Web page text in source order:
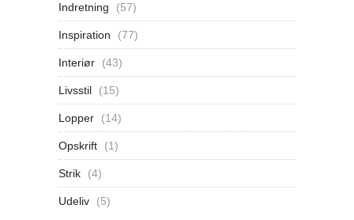
Indretning (57)
Inspiration (77)
Interiør (43)
Livsstil (15)
Lopper (14)
Opskrift (1)
Strik (4)
Udeliv (5)